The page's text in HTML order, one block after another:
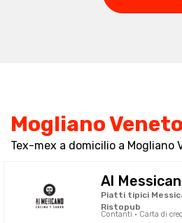
Mogliano Veneto
Tex-mex a domicilio a Mogliano
Al
Piatti tipici
Ristopub
Contanti · Carta di